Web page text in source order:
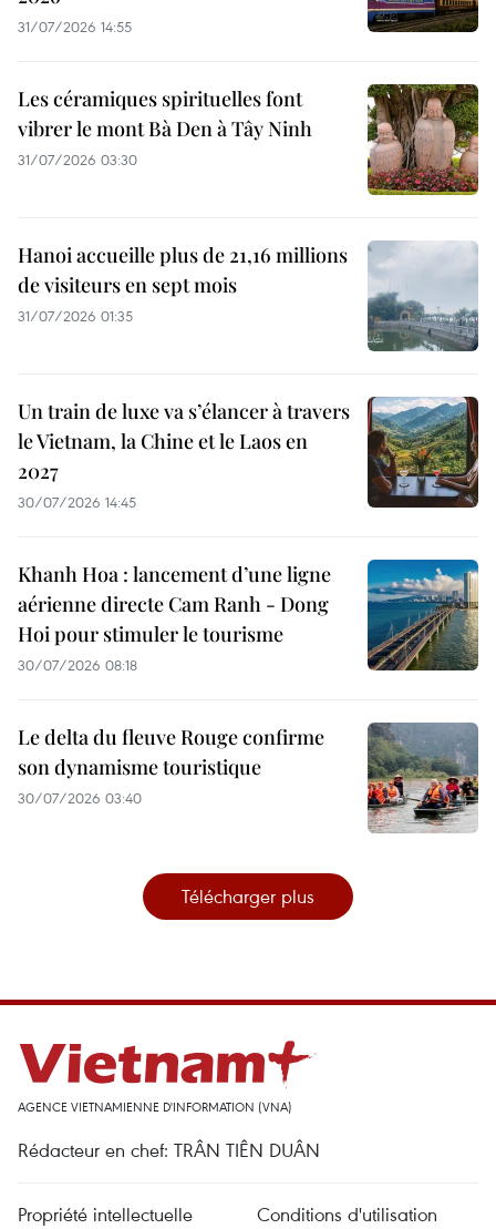
31/07/2026 14:55
Les céramiques spirituelles font
vibrer le mont Bà Den à Tây Ninh
31/07/2026 03:30
Hanoi accueille plus de 21,16 millions
de visiteurs en sept mois ​
31/07/2026 01:35
Un train de luxe va s’élancer à travers
le Vietnam, la Chine et le Laos en
2027
30/07/2026 14:45
Khanh Hoa : lancement d’une ligne
aérienne directe Cam Ranh - Dong
Hoi pour stimuler le tourisme
30/07/2026 08:18
Le delta du fleuve Rouge confirme
son dynamisme touristique
30/07/2026 03:40
Télécharger plus
AGENCE VIETNAMIENNE D'INFORMATION (VNA)
Rédacteur en chef: TRÂN TIÊN DUÂN
Propriété intellectuelle Conditions d'utilisation